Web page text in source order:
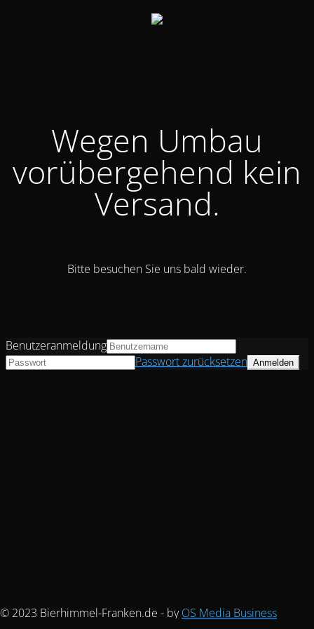
Wegen Umbau
vorübergehend kein
Versand.
Bitte besuchen Sie uns bald wieder.
© 2023 Bierhimmel-Franken.de - byOS Media Business
Benutzeranmeldung
Passwort zurücksetzen